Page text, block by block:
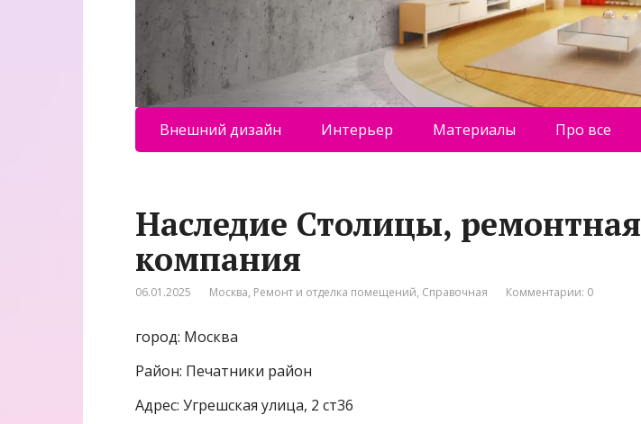
Внешний дизайн Интерьер Материалы Про все
Наследие Столицы, ремонтная
компания
06.01.2025 Москва, Ремонт и отделка помещений, Справочная Комментарии: 0
город: Москва
Район: Печатники район
Адрес: Угрешская улица, 2 ст36